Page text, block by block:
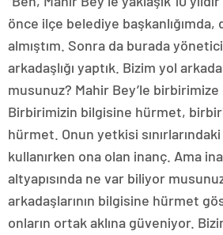
önce ilçe belediye başkanlığımda,
almıştım. Sonra da burada
arkadaşlığı yaptık. Bizim yol
musunuz? Mahir Bey’le
Birbirimizin bilgisine hürmet,
hürmet. Onun yetkisi
kullanırken ona olan inanç. Ama
altyapısında ne var biliyor
arkadaşlarının bilgisine hürmet
onların ortak aklına güveniyor.